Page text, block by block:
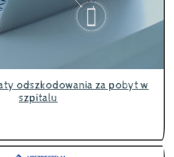
odszkodowania za pobyt w
szpitalu